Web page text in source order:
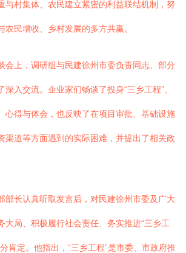
与村集体、农民建立紧密的利益联结机制，努
农民增收、乡村发展的多方共赢。
会上，调研组与民建徐州市委负责同志、部分
入交流。企业家们畅谈了投身“三乡工程”、
心得与体会，也反映了在项目审批、基础设施
渠道等方面遇到的实际困难，并提出了相关政
部长认真听取发言后，对民建徐州市委及广大
大局、积极履行社会责任、务实推进“三乡工
肯定。他指出，“三乡工程”是市委、市政府推